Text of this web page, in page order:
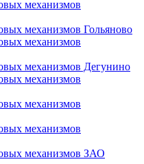
механизмов
механизмов Гольяново
механизмов
механизмов Дегунино
механизмов
механизмов
механизмов
механизмов ЗАО